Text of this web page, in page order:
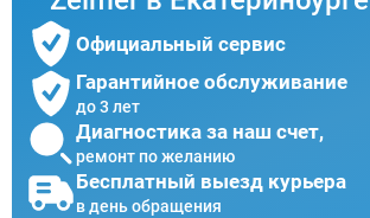
Официальный сервис
Гарантийное обслуживание
до 3 лет
Диагностика за наш счет,
ремонт по желанию
Бесплатный выезд курьера
в день обращения